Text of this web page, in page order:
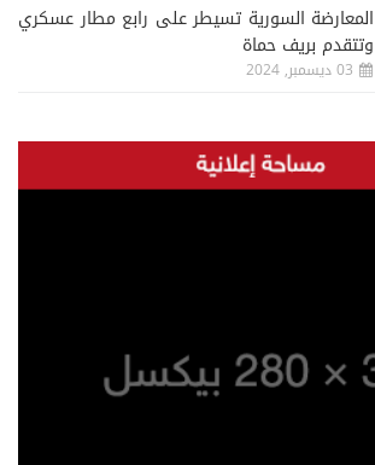
المعارضة السورية تسيطر على رابع مطار عسكري
وتتقدم بريف حماة
03 ديسمبر, 2024